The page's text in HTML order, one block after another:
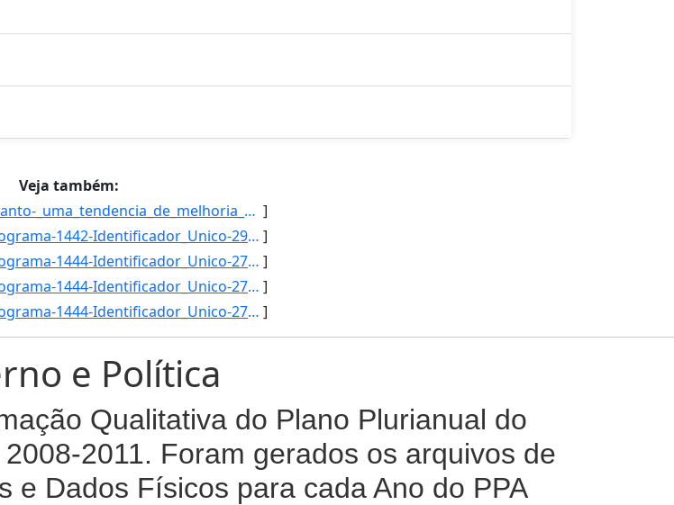
Veja também:
1151: Ano-Ha_portanto-_uma_tendencia_de_melhoria_na_organizacao_social_e_economica_da_base_produtiva_ponto] ]
1152: Ano-2010-Programa-1442-Identificador_Unico-2966-Descricao-Numero_de_Tecnologias_Protegidas_no_Ambito] ]
1153: Ano-2010-Programa-1444-Identificador_Unico-2739-Descricao-Taxa_de_Cobertura_Vacinal_de_Hepatite_B_em] ]
1154: Ano-2010-Programa-1444-Identificador_Unico-2740-Descricao-Taxa_de_Cura_da_Tuberculose-Unidade_Medida] ]
1155: Ano-2010-Programa-1444-Identificador_Unico-2741-Descricao-Taxa_de_Cura_da_Hanseniase-Unidade_Medida-] ]
e Política
Qualitativa do Plano Plurianual do
2011. Foram gerados os arquivos de
e Dados Físicos para cada Ano do PPA